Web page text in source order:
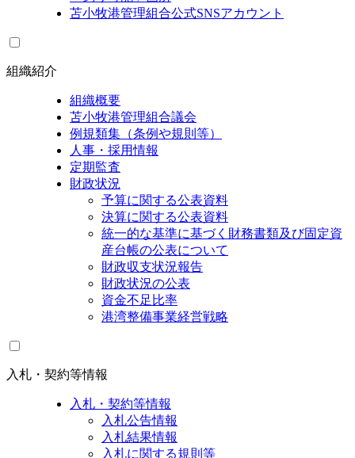
苫小牧港管理組合公式SNSアカウント
組織紹介
組織概要
苫小牧港管理組合議会
例規類集（条例や規則等）
人事・採用情報
定期監査
財政状況
予算に関する公表資料
決算に関する公表資料
統一的な基準に基づく財務書類及び固定資
産台帳の公表について
財政収支状況報告
財政状況の公表
資金不足比率
港湾整備事業経営戦略
入札・契約等情報
入札・契約等情報
入札公告情報
入札結果情報
入札に関する規則等